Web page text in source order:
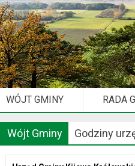
WÓJT GMINY RADA
Wójt Gminy Godziny